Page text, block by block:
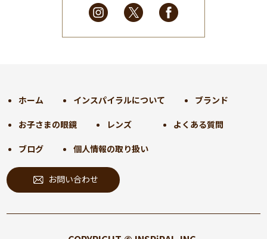
2025年2月
(28)
2025年1月
(34)
2024年9月(30)
2024年7月(31)
2024年6月(30)
2024年5月
2024年4月 (32)
2024年2月(31)
2024年1月(45)
ホーム インスパイラルについて ブランド
お子さまの眼鏡 レンズ よくある質問
ブログ 個人情報の取り扱い
お問い合わせ